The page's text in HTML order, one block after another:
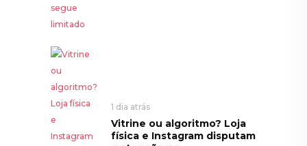
1 dia atrás
Vitrine ou algoritmo? Loja
física e Instagram disputam